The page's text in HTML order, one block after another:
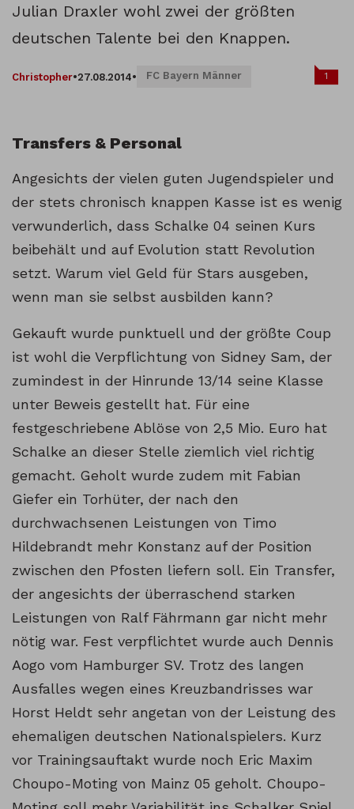
Julian Draxler wohl zwei der größten
deutschen Talente bei den Knappen.
Christopher•27.08.2014• FC Bayern Männer 1
Transfers & Personal
Angesichts der vielen guten Jugendspieler und
der stets chronisch knappen Kasse ist es wenig
verwunderlich, dass Schalke 04 seinen Kurs
beibehält und auf Evolution statt Revolution
setzt. Warum viel Geld für Stars ausgeben,
wenn man sie selbst ausbilden kann?
Gekauft wurde punktuell und der größte Coup
ist wohl die Verpflichtung von Sidney Sam, der
zumindest in der Hinrunde 13/14 seine Klasse
unter Beweis gestellt hat. Für eine
festgeschriebene Ablöse von 2,5 Mio. Euro hat
Schalke an dieser Stelle ziemlich viel richtig
gemacht. Geholt wurde zudem mit Fabian
Giefer ein Torhüter, der nach den
durchwachsenen Leistungen von Timo
Hildebrandt mehr Konstanz auf der Position
zwischen den Pfosten liefern soll. Ein Transfer,
der angesichts der überraschend starken
Leistungen von Ralf Fährmann gar nicht mehr
nötig war. Fest verpflichtet wurde auch Dennis
Aogo vom Hamburger SV. Trotz des langen
Ausfalles wegen eines Kreuzbandrisses war
Horst Heldt sehr angetan von der Leistung des
ehemaligen deutschen Nationalspielers. Kurz
vor Trainingsauftakt wurde noch Eric Maxim
Choupo-Moting von Mainz 05 geholt. Choupo-